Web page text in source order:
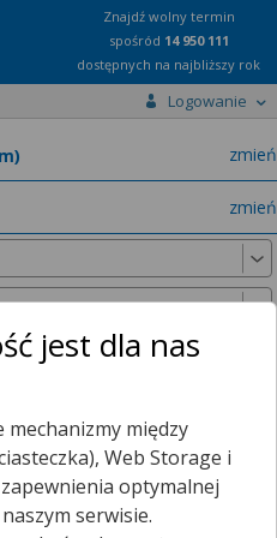
Znajdź wolny termin
spośród 14 950 111
dostępnych na najbliższy rok
Logowanie
zmień
zmień
w promieniu25 km , dlatego
do
50 km
jest dla nas
między
Web Storage i
optymalnej
serwisie.